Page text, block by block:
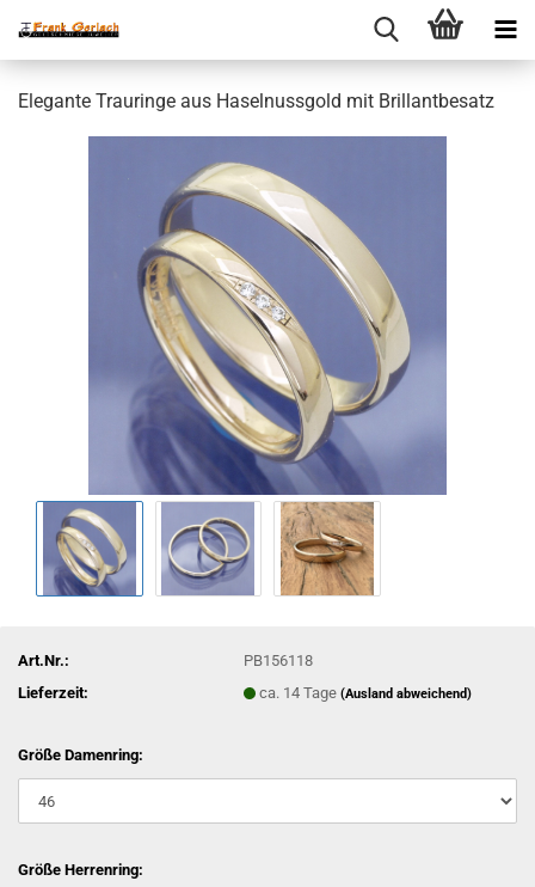
Elegante Trauringe aus Haselnussgold mit Brillantbesatz
Art.Nr.:
PB156118
Lieferzeit:
ca. 14 Tage(Ausland abweichend)
Größe Damenring:
Größe Herrenring: